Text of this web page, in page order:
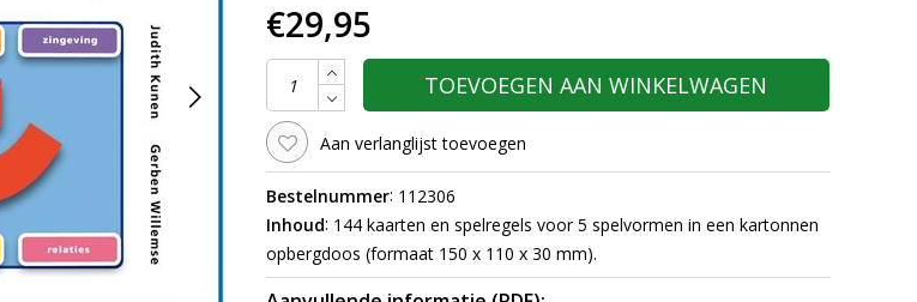
€29,95
TOEVOEGEN AAN WINKELWAGEN
Aan verlanglijst toevoegen
Bestelnummer: 112306
Inhoud: 144 kaarten en spelregels voor 5 spelvormen in een kartonnen
opbergdoos (formaat 150 x 110 x 30 mm).